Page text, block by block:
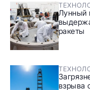
Лунный
ракеты
взрыва